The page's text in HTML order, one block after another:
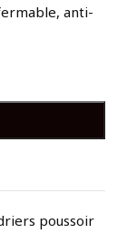
anti-
poussoir